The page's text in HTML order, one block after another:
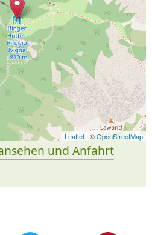
Leaflet | ©OpenStreetMap
und Anfahrt